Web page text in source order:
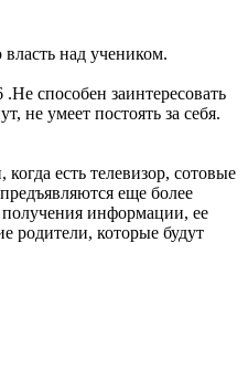
над учеником.
способен заинтересовать
не умеет постоять за себя.
есть телевизор, сотовые
еще более
получения информации, ее
родители, которые будут